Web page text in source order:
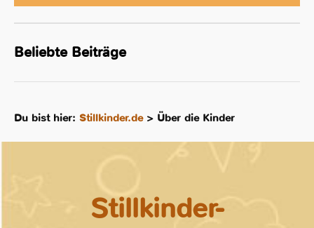
Beliebte Beiträge
Du bist hier: Stillkinder.de> Über die Kinder
Stillkinder-